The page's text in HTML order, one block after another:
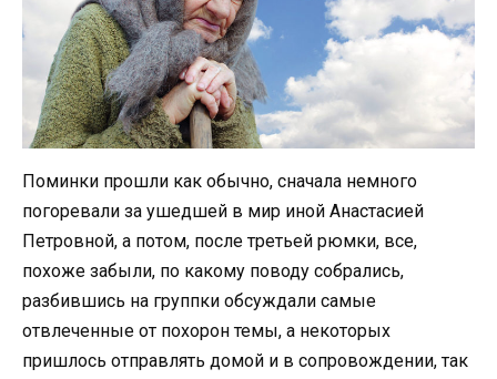
Поминки прошли как обычно, сначала немного
погоревали за ушедшей в мир иной Анастасией
Петровной, а потом, после третьей рюмки, все,
похоже забыли, по какому поводу собрались,
разбившись на группки обсуждали самые
отвлеченные от похорон темы, а некоторых
пришлось отправлять домой и в сопровождении, так